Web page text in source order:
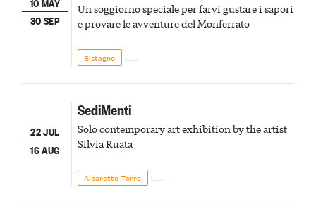
30 SEP
Un soggiorno speciale per farvi gustare i sapori
e provare le avventure del Monferrato
Bistagno
22 JUL
16 AUG
SediMenti
Solo contemporary art exhibition by the artist
Silvia Ruata
Albaretto Torre